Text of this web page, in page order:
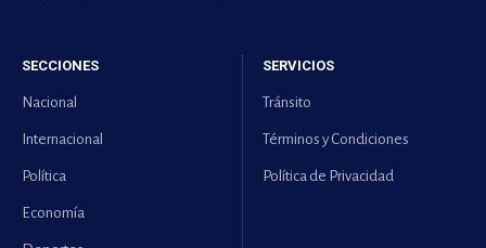
SECCIONES
Nacional
Internacional
Política
Economía
SERVICIOS
Tránsito
Términos y Condiciones
Política de Privacidad